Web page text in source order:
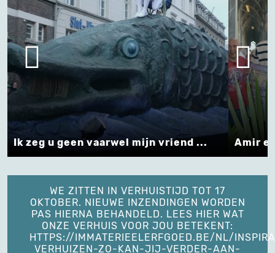
... Amir en Noa ... Welkom in Mechelen !
WE ZITTEN IN VERHUISTIJD TOT 17
OKTOBER. NIEUWE INZENDINGEN WORDEN
PAS HIERNA BEHANDELD. LEES HIER WAT
ONZE VERHUIS VOOR JOU BETEKENT:
HTTPS://IMMATERIEELERFGOED.BE/NL/
VERHUIZEN-ZO-KAN-JIJ-VERDER-AAN-